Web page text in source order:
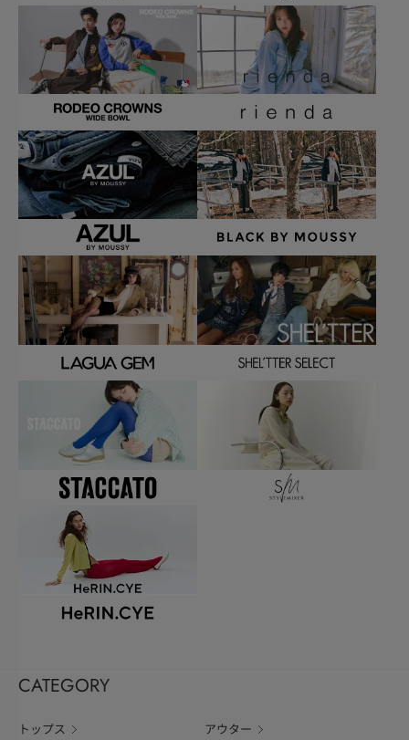
CATEGORY
トップス アウター